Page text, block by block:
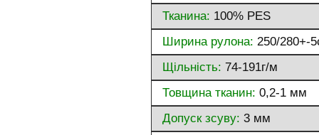
Тканина: 100% PES
Ширина рулона: 250/280+-
Щільність: 74-191г/м
Товщина тканин: 0,2-1 мм
Допуск зсуву: 3 мм